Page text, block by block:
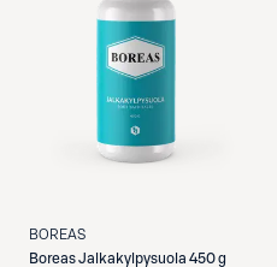
BOREAS
BoreasJalkakylpysuola 450 g